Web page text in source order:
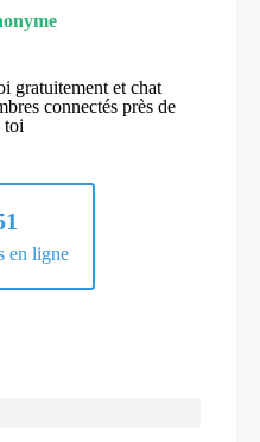
gratuitement et chat
connectés près de
toi
en ligne